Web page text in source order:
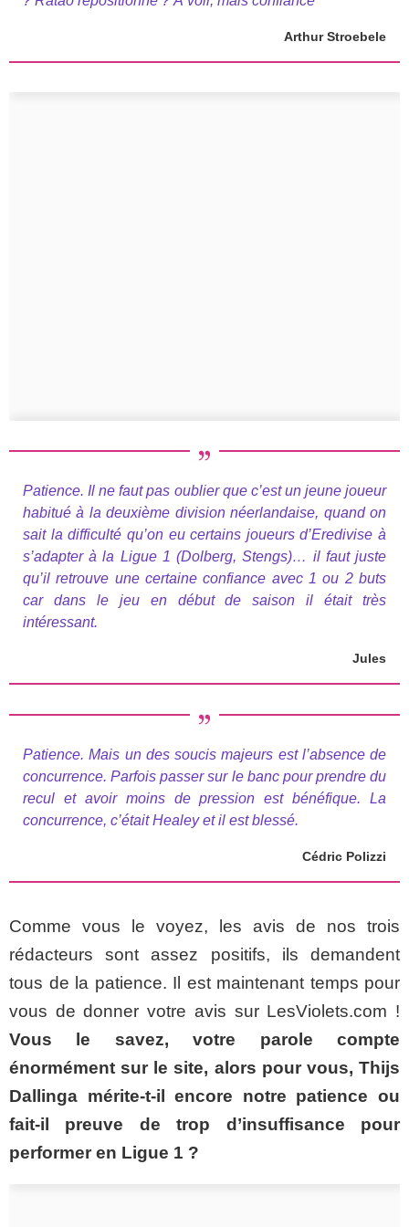
Arthur Stroebele
Patience. Il ne faut pas oublier que c’est un jeune joueur
habitué à la deuxième division néerlandaise, quand on
sait la difficulté qu’on eu certains joueurs d’Eredivise à
s’adapter à la Ligue 1 (Dolberg, Stengs)… il faut juste
qu’il retrouve une certaine confiance avec 1 ou 2 buts
car dans le jeu en début de saison il était très
intéressant.
Jules
Patience. Mais un des soucis majeurs est l’absence de
concurrence. Parfois passer sur le banc pour prendre du
recul et avoir moins de pression est bénéfique. La
concurrence, c’était Healey et il est blessé.
Cédric Polizzi
Comme vous le voyez, les avis de nos trois
rédacteurs sont assez positifs, ils demandent
tous de la patience. Il est maintenant temps pour
vous de donner votre avis sur LesViolets.com !
Vous le savez, votre parole compte
énormément sur le site, alors pour vous, Thijs
Dallinga mérite-t-il encore notre patience ou
fait-il preuve de trop d’insuffisance pour
performer en Ligue 1 ?